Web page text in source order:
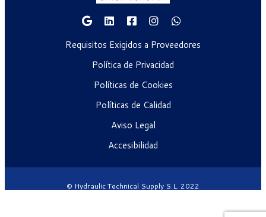
Requisitos Exigidos a Proveedores
Política de Privacidad
Políticas de Cookies
Políticas de Calidad
Aviso Legal
Accesibilidad
© Hydraulic Technical Supply S.L. 2022